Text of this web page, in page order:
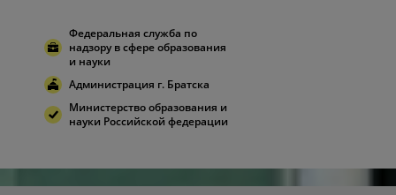
Федеральная служба по
надзору в сфере образования
и науки
Администрация г. Братска
Министерство образования и
науки Российской федерации